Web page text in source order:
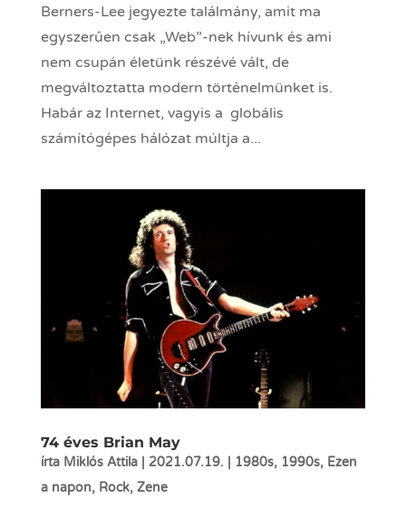
Berners-Lee jegyezte találmány, amit ma
egyszerűen csak „Web”-nek hívunk és ami
nem csupán életünk részévé vált, de
megváltoztatta modern történelmünket is.
Habár az Internet, vagyis a globális
számítógépes hálózat múltja a...
74 éves Brian May
írta Miklós Attila| 2021.07.19. 1980s, 1990s, Ezen
a napon, Rock, Zene